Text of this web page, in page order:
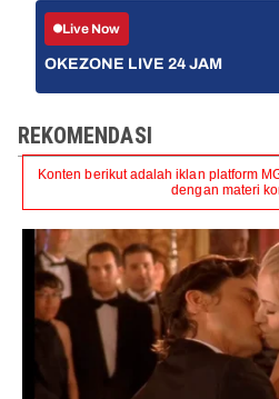
Live Now
OKEZONE LIVE 24 JAM